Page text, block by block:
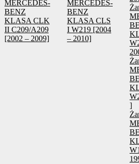
MERCEDES-
BENZ
KLASA CLK
II C209/A209
[2002 – 2009]
MERCEDES-
BENZ
KLASA CLS
I W219 [2004
– 2010]
]